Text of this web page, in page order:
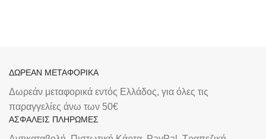
ΔΩΡΕΑΝ ΜΕΤΑΦΟΡΙΚΑ
Δωρεάν μεταφορικά εντός Ελλάδος, για όλες τις
παραγγελίες άνω των 50€
ΑΣΦΑΛΕΙΣ ΠΛΗΡΩΜΕΣ